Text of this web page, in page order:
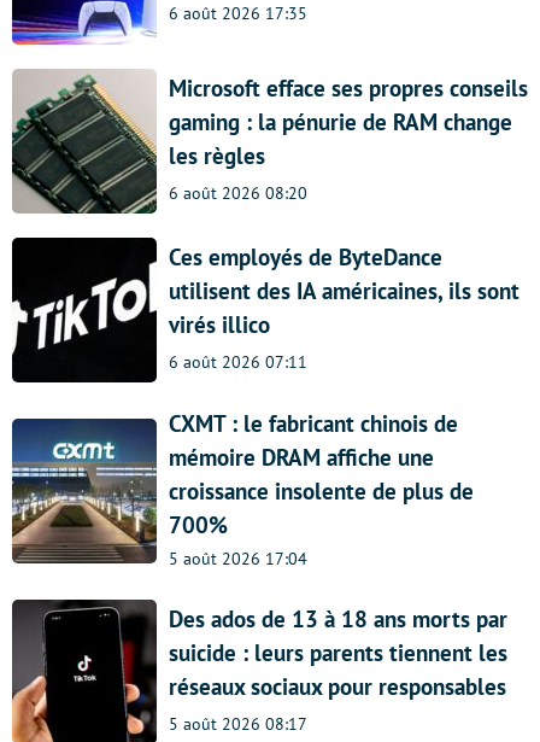
6 août 2026 17:35
Microsoft efface ses propres conseils
gaming : la pénurie de RAM change
les règles
6 août 2026 08:20
Ces employés de ByteDance
utilisent des IA américaines, ils sont
virés illico
6 août 2026 07:11
CXMT : le fabricant chinois de
mémoire DRAM affiche une
croissance insolente de plus de
700%
5 août 2026 17:04
Des ados de 13 à 18 ans morts par
suicide : leurs parents tiennent les
réseaux sociaux pour responsables
5 août 2026 08:17